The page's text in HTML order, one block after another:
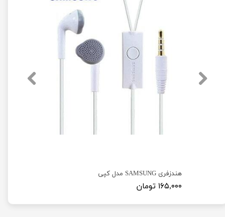
هندزفری SAMSUNG مدل کپی
۱۶۵,۰۰۰ تومان